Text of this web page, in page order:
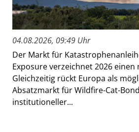
04.08.2026, 09:49 Uhr
Der Markt für
Exposure verzeichnet 2026 einen
Gleichzeitig rückt Europa als
Absatzmarkt für Wildfire-Cat-
institutioneller...